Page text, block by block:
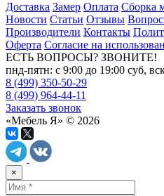
Доставка Замер Оплата Сборка
Новости Статьи Отзывы
Производители Контакты
Оферта Согласие на
ЕСТЬ ВОПРОСЫ? ЗВОНИТЕ!
пнд-пятн: с 9:00 до 19:00 суб,
8 (499) 350-50-29
8 (499) 964-44-11
Заказать звонок
«Мебель Я» © 2026
×